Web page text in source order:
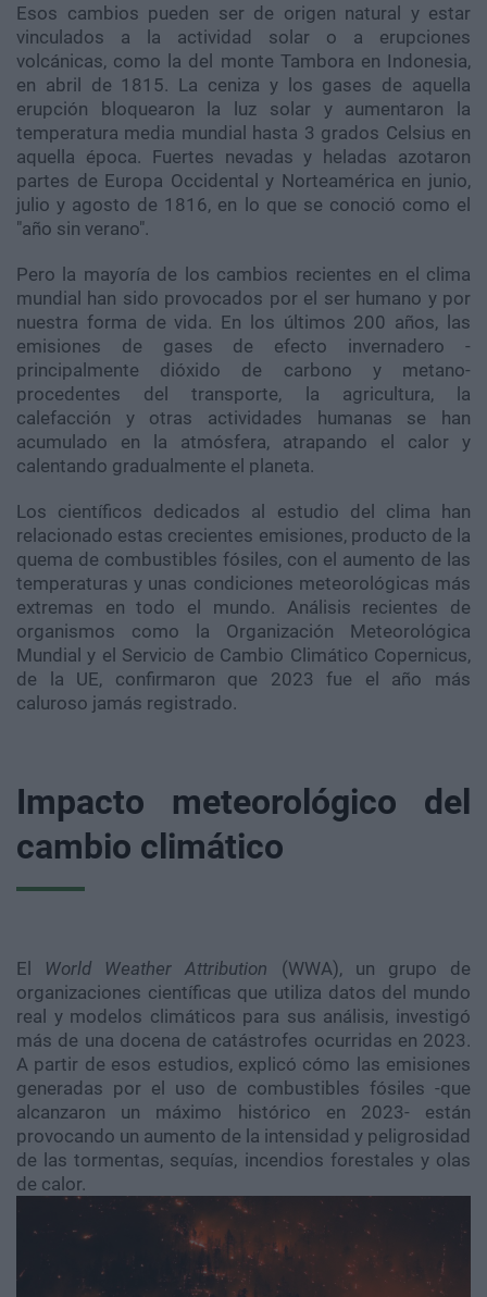
Esos cambios pueden ser de origen natural y estar
vinculados a la actividad solar o a erupciones
volcánicas, como la del monte Tambora en Indonesia,
en abril de 1815. La ceniza y los gases de aquella
erupción bloquearon la luz solar y aumentaron la
temperatura media mundial hasta 3 grados Celsius en
aquella época. Fuertes nevadas y heladas azotaron
partes de Europa Occidental y Norteamérica en junio,
julio y agosto de 1816, en lo que se conoció como el
"año sin verano".
Pero la mayoría de los cambios recientes en el clima
mundial han sido provocados por el ser humano y por
nuestra forma de vida. En los últimos 200 años, las
emisiones de gases de efecto invernadero -
principalmente dióxido de carbono y metano-
procedentes del transporte, la agricultura, la
calefacción y otras actividades humanas se han
acumulado en la atmósfera, atrapando el calor y
calentando gradualmente el planeta.
Los científicos dedicados al estudio del clima han
relacionado estas crecientes emisiones, producto de la
quema de combustibles fósiles, con el aumento de las
temperaturas y unas condiciones meteorológicas más
extremas en todo el mundo. Análisis recientes de
organismos como la Organización Meteorológica
Mundial y el Servicio de Cambio Climático Copernicus,
de la UE, confirmaron que 2023 fue el año más
caluroso jamás registrado.
Impacto meteorológico del
cambio climático
El World Weather Attribution (WWA), un grupo de
organizaciones científicas que utiliza datos del mundo
real y modelos climáticos para sus análisis, investigó
más de una docena de catástrofes ocurridas en 2023.
A partir de esos estudios, explicó cómo las emisiones
generadas por el uso de combustibles fósiles -que
alcanzaron un máximo histórico en 2023- están
provocando un aumento de la intensidad y peligrosidad
de las tormentas, sequías, incendios forestales y olas
de calor.